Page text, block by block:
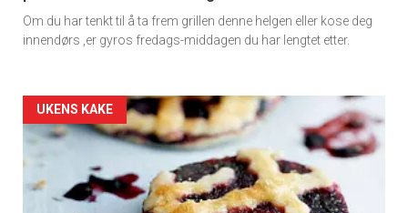
Dagens
rett
Om du har tenkt til å ta frem grillen denne helgen eller kose deg
innendørs ,er gyros fredags-middagen du har lengtet etter.
Artikler
detail
-
UKENS KAKE